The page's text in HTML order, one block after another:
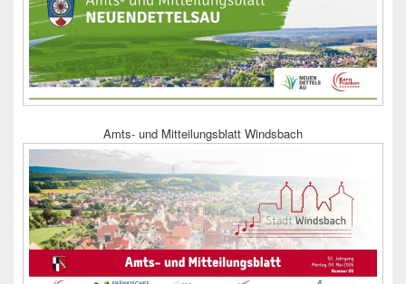
Amts- und Mitteilungsblatt Windsbach